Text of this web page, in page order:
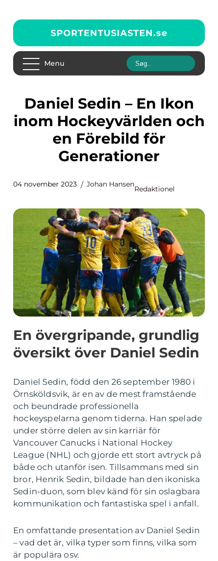
SPORTENTUSIASTEN.se
Menu
Daniel Sedin – En Ikon
inom Hockeyvärlden och
en Förebild för
Generationer
04 november 2023 Johan Hansen
Redaktionel
En övergripande, grundlig
översikt över Daniel Sedin
Daniel Sedin, född den 26 september 1980 i
Örnsköldsvik, är en av de mest framstående
och beundrade professionella
hockeyspelarna genom tiderna. Han spelade
under större delen av sin karriär för
Vancouver Canucks i National Hockey
League (NHL) och gjorde ett stort avtryck på
både och utanför isen. Tillsammans med sin
bror, Henrik Sedin, bildade han den ikoniska
Sedin-duon, som blev känd för sin oslagbara
kommunikation och fantastiska spel i anfall.
En omfattande presentation av Daniel Sedin
– vad det är, vilka typer som finns, vilka som
är populära osv.